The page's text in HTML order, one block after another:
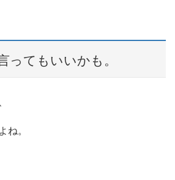
ってもいいかも。
ね。